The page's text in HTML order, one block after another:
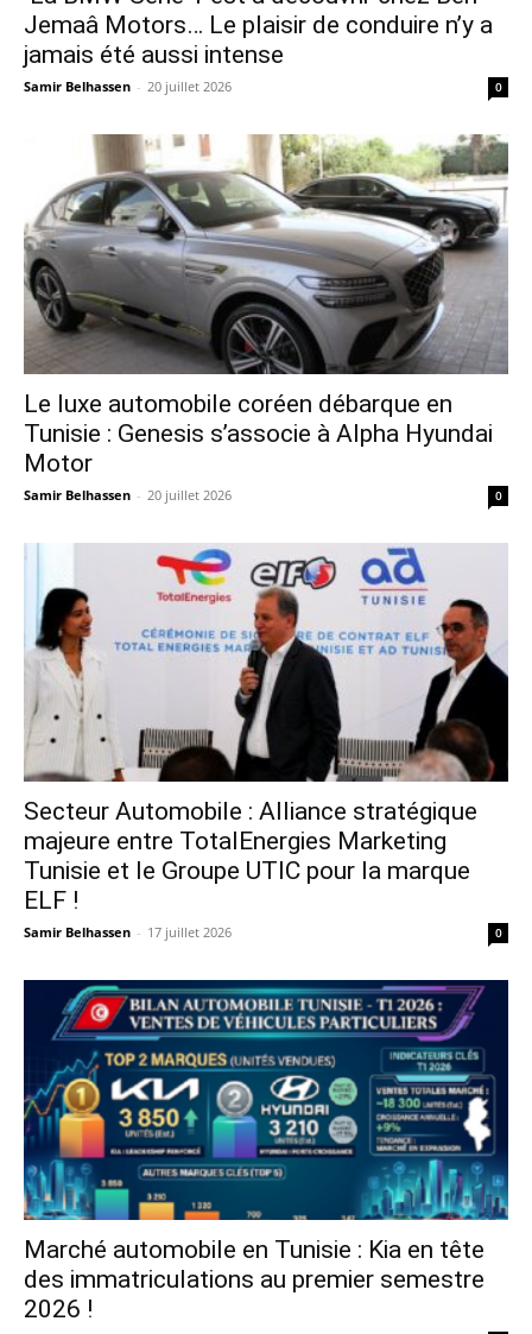
Jemaâ Motors… Le plaisir de conduire n’y a
jamais été aussi intense
Samir Belhassen - 20 juillet 2026 0
Le luxe automobile coréen débarque en
Tunisie : Genesis s’associe à Alpha Hyundai
Motor
Samir Belhassen - 20 juillet 2026 0
Secteur Automobile : Alliance stratégique
majeure entre TotalEnergies Marketing
Tunisie et le Groupe UTIC pour la marque
ELF !
Samir Belhassen - 17 juillet 2026 0
Marché automobile en Tunisie : Kia en tête
des immatriculations au premier semestre
2026 !